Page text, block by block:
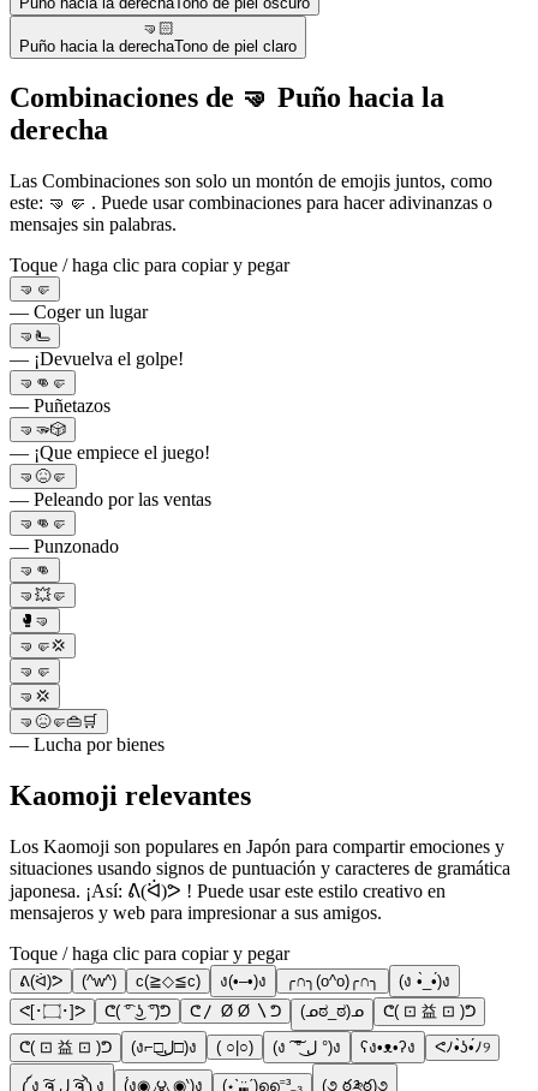
🤜🏻
Puño hacia la derechaTono de piel claro
Combinaciones de 🤜 Puño hacia la
derecha
Las Combinaciones son solo un montón de emojis juntos, como
este: 🤜🤛 . Puede usar combinaciones para hacer adivinanzas o
mensajes sin palabras.
Toque / haga clic para copiar y pegar
🤜🤛
— Coger un lugar
🤜🫷
— ¡Devuelva el golpe!
🤜👊🤛
— Puñetazos
🤜🫳🎲
— ¡Que empiece el juego!
🤜😖🤛
— Peleando por las ventas
🤜👊🤛
— Punzonado
🤜👊
🤜💥🤛
🥊🤜
🤜🤛💢
🤜🤛
🤜💢
🤜😖🤛👜🛒
— Lucha por bienes
Kaomoji relevantes
Los Kaomoji son populares en Japón para compartir emociones y
situaciones usando signos de puntuación y caracteres de gramática
japonesa. ¡Así: ᕕ(ᐛ)ᕗ ! Puede usar este estilo creativo en
mensajeros y web para impresionar a sus amigos.
Toque / haga clic para copiar y pegar
ᕕ(ᐛ)ᕗ (^w^) c(≧◇≦c) ง(•–•)ง ╭∩╮(o^o)╭∩╮
(ง •̀_•́)ง
ᕙ[･۝･]ᕗ
ᕦ( ͡° ͜ʖ ͡°)ᕤ ᕦ〳 Ø Ø 〵ᕤ (ᓄಠ_ಠ)ᓄ
ᕦ( ⊡ 益 ⊡ )ᕤ
⁦ᕦ( ⊡ 益 ⊡ )ᕤ⁩
(ง⌐□ل͜□)ง ( ○|○) (ง ͠ ͠° ل͜ °)ง ʕง•ᴥ•ʔง ᕙﾉ•̀ʖ•́ﾉ୨
༼ง ͠ຈ ͟ل͜ ͠ຈ༽ง (́ง◉◞౪◟◉‵)ง (⋆ˋ⑉̈ˊ)൭൭⁼³₌₃ (૭ ఠ༬ఠ)૭